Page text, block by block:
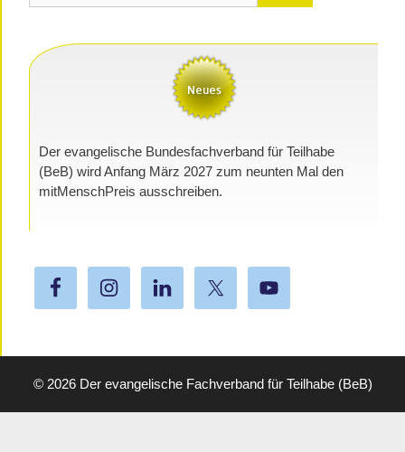
Der evangelische Bundesfachverband für Teilhabe
(BeB) wird Anfang März 2027 zum neunten Mal den
mitMenschPreis ausschreiben.
© 2026 Der evangelische Fachverband für Teilhabe (BeB)